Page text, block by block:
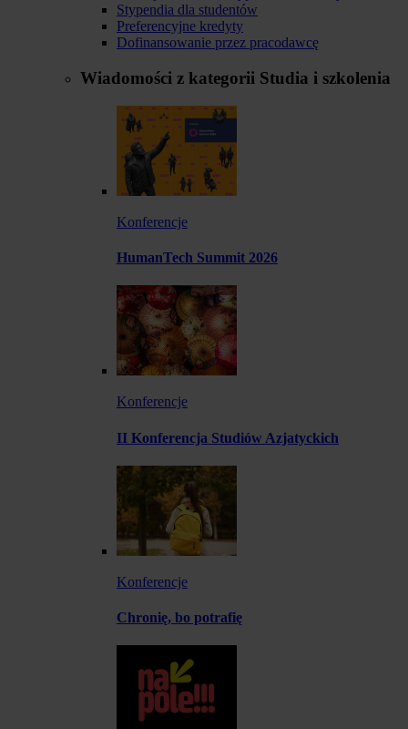
Stypendia dla studentów
Preferencyjne kredyty
Dofinansowanie przez pracodawcę
Wiadomości z kategorii Studia i szkolenia
Konferencje
HumanTech Summit 2026
Konferencje
II Konferencja Studiów Azjatyckich
Konferencje
Chronię, bo potrafię